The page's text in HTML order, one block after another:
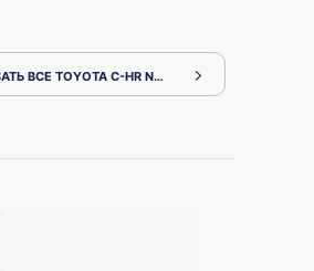
ВСЕ TOYOTA C-HR NGX50